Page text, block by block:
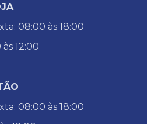
08:00 às 18:00
12:00
08:00 às 18:00